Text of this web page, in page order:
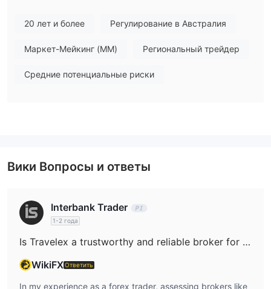
независимым органом австралийского правительства,
Австралии и был создан 1 июля 1998 года в соответствии с
Travelex принимает платежи с помощью
20 лет и более Регулирование в Австралия
Маркет-Мейкинг (MM) Региональный трейдер
Средние потенциальные риски
Вики Вопросы и ответы
Interbank Trader
1-2 года
Is Travelex a trustworthy and reliable broker for trading purposes?
WikiFXОтветить
In my experience as a forex trader, assessing brokers like